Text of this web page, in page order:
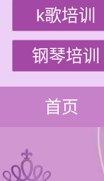
k歌培训
钢琴培训
首页